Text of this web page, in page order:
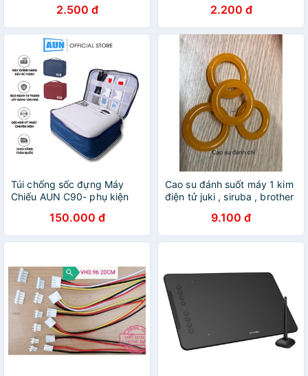
hình, máy chiếu...
2.500 đ 2.200 đ
Túi chống sốc đựng Máy
Chiếu AUN C90- phụ kiện
150.000 đ
Cao su đánh suốt máy 1 kim
điện tử juki , siruba , brother
9.100 đ